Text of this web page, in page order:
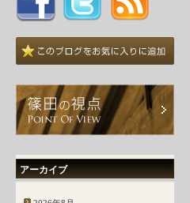
アーカイブ